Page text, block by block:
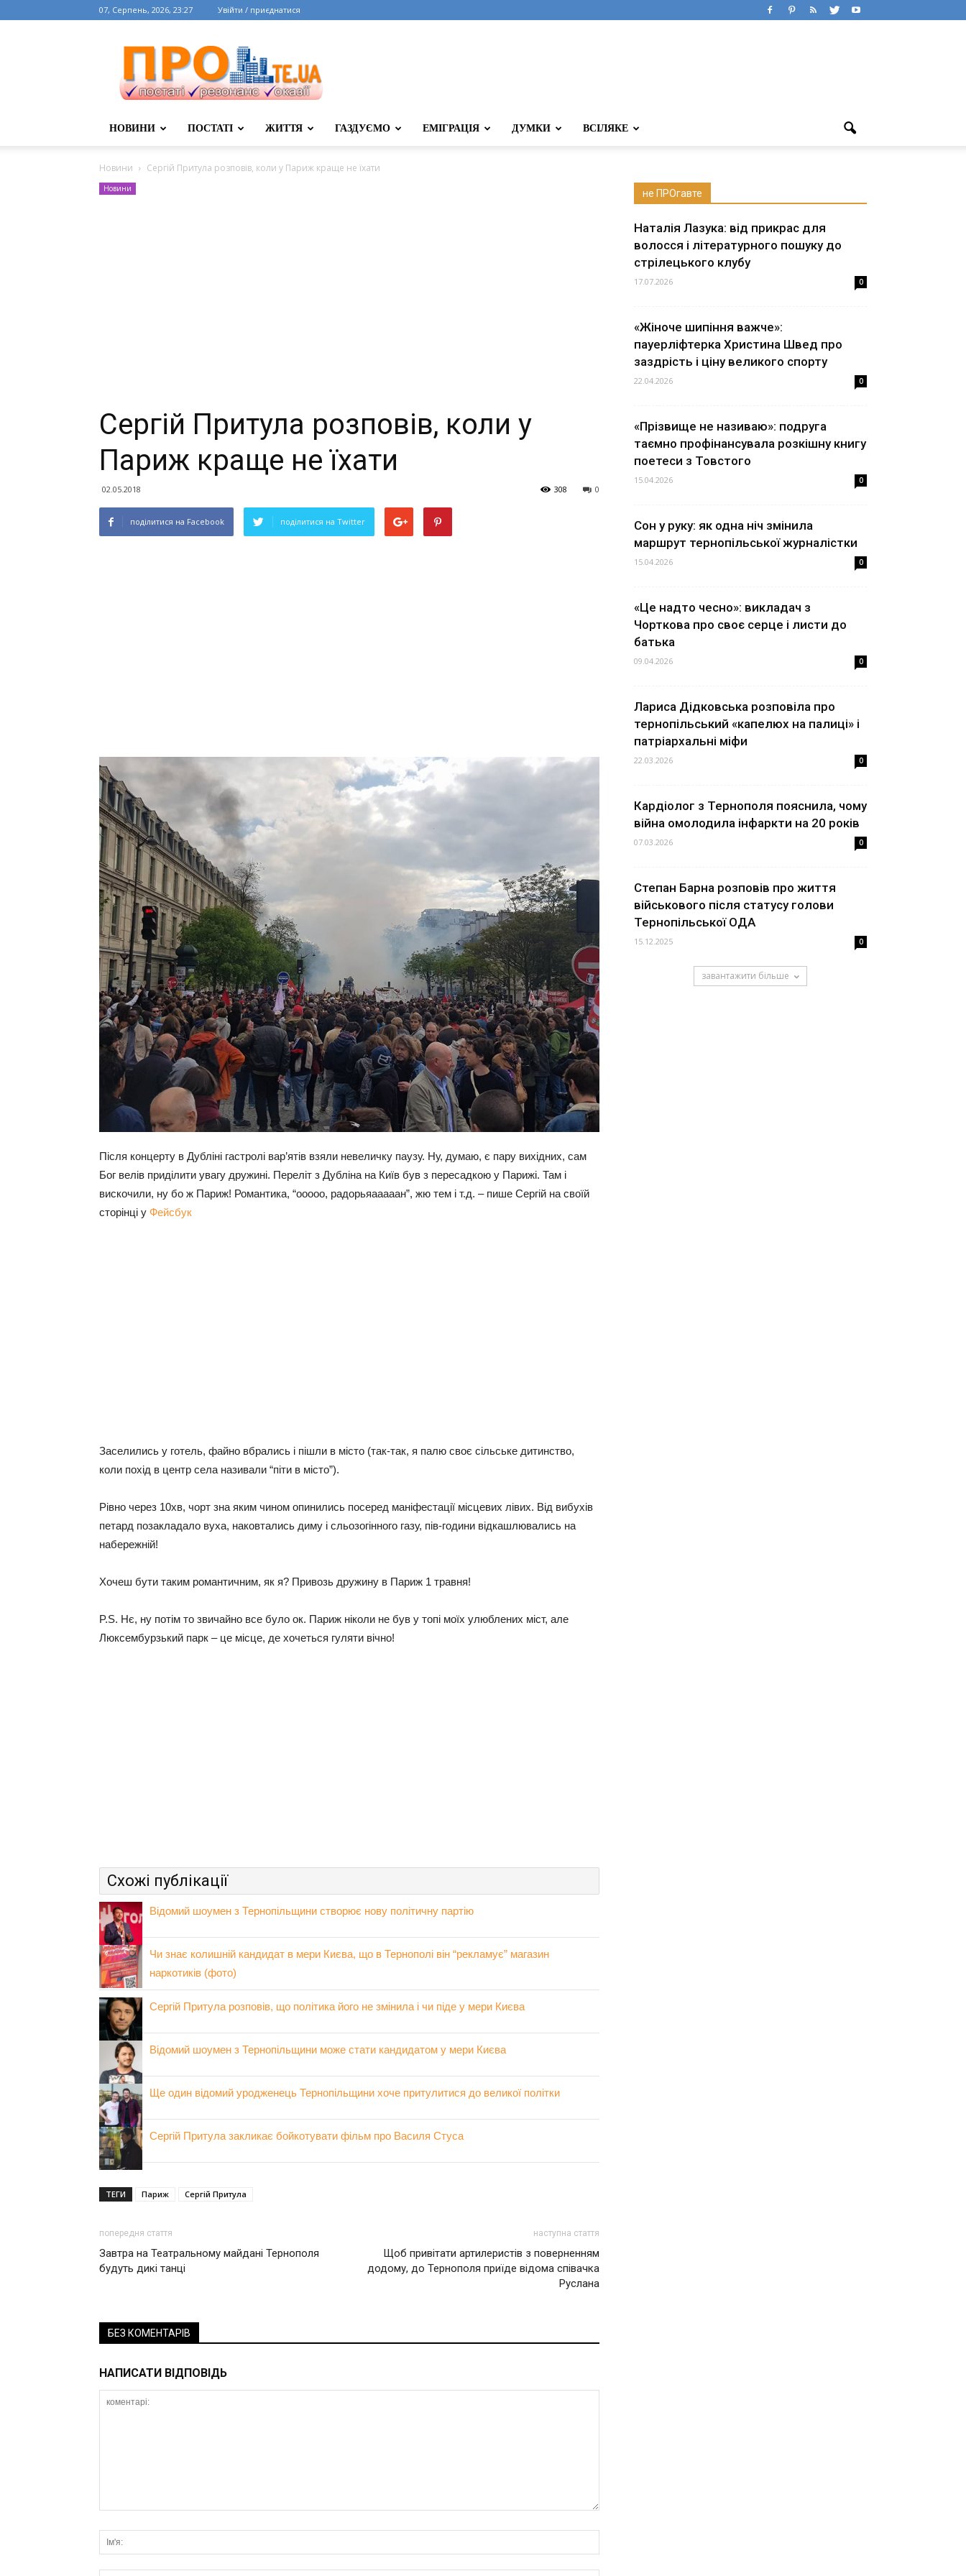
07, Серпень, 2026, 23:27 Увійти / приєднатися
НОВИНИ ПОСТАТІ ЖИТТЯ ГАЗДУЄМО ЕМІГРАЦІЯ ДУМКИ ВСІЛЯКЕ
Новини Сергій Притула розповів, коли у Париж краще не їхати
Новини
Сергій Притула розповів, коли у
Париж краще не їхати
02.05.2018 0
308
поділитися на Facebook поділитися на Twitter
Після концерту в Дубліні гастролі вар’ятів взяли невеличку паузу. Ну, думаю, є пару вихідних, сам
Бог велів приділити увагу дружині. Переліт з Дубліна на Київ був з пересадкою у Парижі. Там і
вискочили, ну бо ж Париж! Романтика, “ооооо, радорьяааааан”, жю тем і т.д. – пише Сергій на своїй
сторінці у Фейсбук
Заселились у готель, файно вбрались і пішли в місто (так-так, я палю своє сільське дитинство,
коли похід в центр села називали “піти в місто”).
Рівно через 10хв, чорт зна яким чином опинились посеред маніфестації місцевих лівих. Від вибухів
петард позакладало вуха, наковтались диму і сльозогінного газу, пів-години відкашлювались на
набережній!
Хочеш бути таким романтичним, як я? Привозь дружину в Париж 1 травня!
P.S. Нє, ну потім то звичайно все було ок. Париж ніколи не був у топі моїх улюблених міст, але
Люксембурзький парк – це місце, де хочеться гуляти вічно!
Схожі публікації
Відомий шоумен з Тернопільщини створює нову політичну партію
Чи знає колишній кандидат в мери Києва, що в Тернополі він “рекламує” магазин
наркотиків (фото)
Сергій Притула розповів, що політика його не змінила і чи піде у мери Києва
Відомий шоумен з Тернопільщини може стати кандидатом у мери Києва
Ще один відомий уродженець Тернопільщини хоче притулитися до великої політки
Сергій Притула закликає бойкотувати фільм про Василя Стуса
ТЕГИ Париж Сергій Притула
попередня стаття
Завтра на Театральному майдані Тернополя
будуть дикі танці
наступна стаття
Щоб привітати артилеристів з поверненням
додому, до Тернополя приїде відома співачка
Руслана
БЕЗ КОМЕНТАРІВ
НАПИСАТИ ВІДПОВІДЬ
не ПРОгавте
Наталія Лазука: від прикрас для
волосся і літературного пошуку до
стрілецького клубу
17.07.2026 0
«Жіноче шипіння важче»:
пауерліфтерка Христина Швед про
заздрість і ціну великого спорту
22.04.2026 0
«Прізвище не називаю»: подруга
таємно профінансувала розкішну книгу
поетеси з Товстого
15.04.2026 0
Сон у руку: як одна ніч змінила
маршрут тернопільської журналістки
15.04.2026 0
«Це надто чесно»: викладач з
Чорткова про своє серце і листи до
батька
09.04.2026 0
Лариса Дідковська розповіла про
тернопільський «капелюх на палиці» і
патріархальні міфи
22.03.2026 0
Кардіолог з Тернополя пояснила, чому
війна омолодила інфаркти на 20 років
07.03.2026 0
Степан Барна розповів про життя
військового після статусу голови
Тернопільської ОДА
15.12.2025 0
завантажити більше